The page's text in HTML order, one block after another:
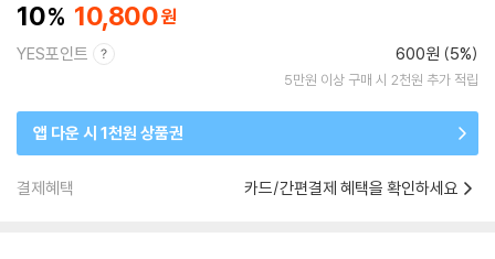
10 10,800
YES포인트 600원 (5%)
5만원 이상 구매 시 2천원 추가 적립
앱 다운 시 1천원 상품권
결제혜택 카드/간편결제 혜택을 확인하세요